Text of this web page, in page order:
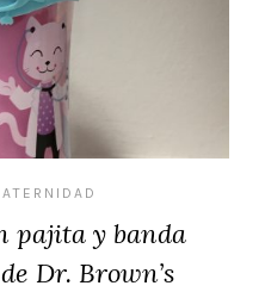
pajita y banda
Dr. Brown’s